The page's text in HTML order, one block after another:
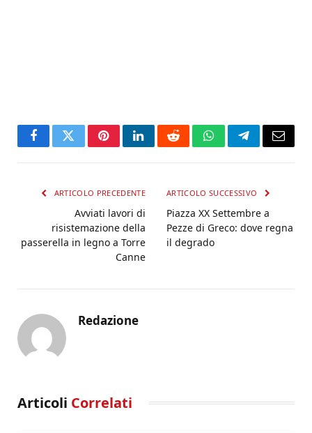
FacebookTwitterPinterestLinkedInRedditWhatsAppTelegramEmail
ARTICOLO PRECEDENTE
Avviati lavori di
risistemazione della
passerella in legno a Torre
Canne
ARTICOLO SUCCESSIVO
Piazza XX Settembre a
Pezze di Greco: dove regna
il degrado
Redazione
Articoli Correlati